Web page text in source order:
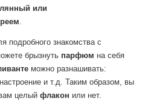
или
подробного знакомства с
брызнуть парфюм на себя
можно разнашивать:
и т.д. Таким образом, вы
целый флакон или нет.